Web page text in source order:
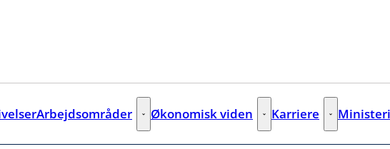
- Flere linksArbejdsområder Arbejdsområder - Flere links
Økonomisk viden Økonomisk viden - Flere links
Karriere Karriere -